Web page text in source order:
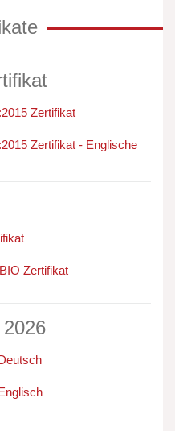
Zertifikat
Zertifikat - Englische
Zertifikat